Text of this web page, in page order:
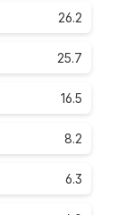
26.2
25.7
16.5
8.2
6.3